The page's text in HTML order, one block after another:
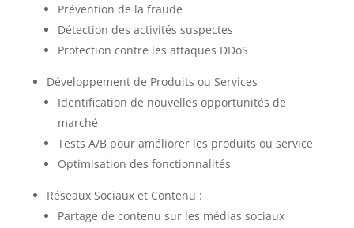
Prévention de la fraude
Détection des activités suspectes
Protection contre les attaques DDoS
Développement de Produits ou Services
Identification de nouvelles opportunités de
marché
Tests A/B pour améliorer les produits ou service
Optimisation des fonctionnalités
Réseaux Sociaux et Contenu :
Partage de contenu sur les médias sociaux